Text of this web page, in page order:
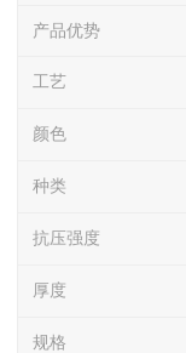
产品优势
工艺
颜色
种类
抗压强度
厚度
规格